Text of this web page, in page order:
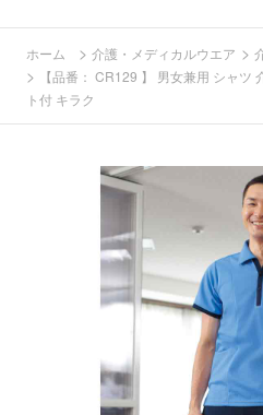
ホーム > 介護・メディカルウエア >
>
【品番： CR129 】 男女兼用 シャツ
ト付 キラク